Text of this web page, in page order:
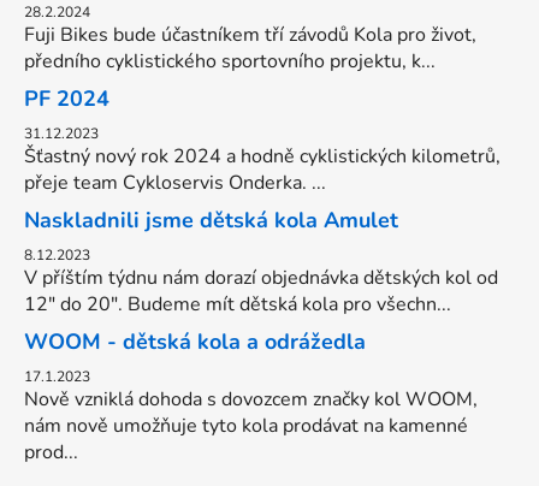
28.2.2024
Fuji Bikes bude účastníkem tří závodů Kola pro život,
předního cyklistického sportovního projektu, k...
PF 2024
31.12.2023
Šťastný nový rok 2024 a hodně cyklistických kilometrů,
přeje team Cykloservis Onderka. ...
Naskladnili jsme dětská kola Amulet
8.12.2023
V příštím týdnu nám dorazí objednávka dětských kol od
12" do 20". Budeme mít dětská kola pro všechn...
WOOM - dětská kola a odrážedla
17.1.2023
Nově vzniklá dohoda s dovozcem značky kol WOOM,
nám nově umožňuje tyto kola prodávat na kamenné
prod...